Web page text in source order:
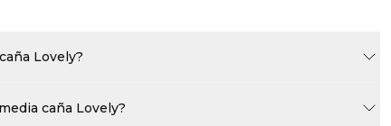
Lovely?
caña Lovely?